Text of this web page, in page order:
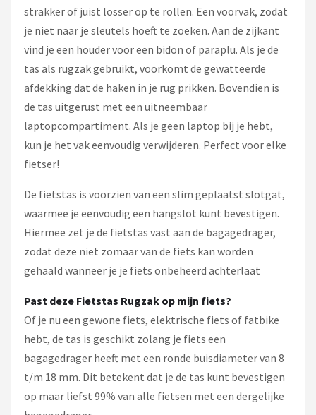
strakker of juist losser op te rollen. Een voorvak, zodat
je niet naar je sleutels hoeft te zoeken. Aan de zijkant
vind je een houder voor een bidon of paraplu. Als je de
tas als rugzak gebruikt, voorkomt de gewatteerde
afdekking dat de haken in je rug prikken. Bovendien is
de tas uitgerust met een uitneembaar
laptopcompartiment. Als je geen laptop bij je hebt,
kun je het vak eenvoudig verwijderen. Perfect voor elke
fietser!
De fietstas is voorzien van een slim geplaatst slotgat,
waarmee je eenvoudig een hangslot kunt bevestigen.
Hiermee zet je de fietstas vast aan de bagagedrager,
zodat deze niet zomaar van de fiets kan worden
gehaald wanneer je je fiets onbeheerd achterlaat
Past deze Fietstas Rugzak op mijn fiets?
Of je nu een gewone fiets, elektrische fiets of fatbike
hebt, de tas is geschikt zolang je fiets een
bagagedrager heeft met een ronde buisdiameter van 8
t/m 18 mm. Dit betekent dat je de tas kunt bevestigen
op maar liefst 99% van alle fietsen met een dergelijke